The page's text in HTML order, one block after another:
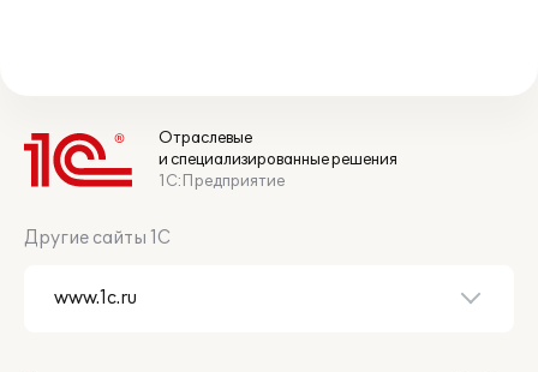
Отраслевые
и специализированные решения
1С:Предприятие
Другие сайты 1С